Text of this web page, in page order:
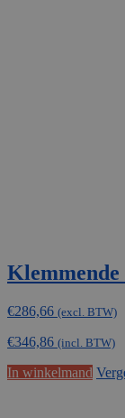
Klemmende
€286,66 (excl. BTW)
€346,86 (incl. BTW)
In winkelmand